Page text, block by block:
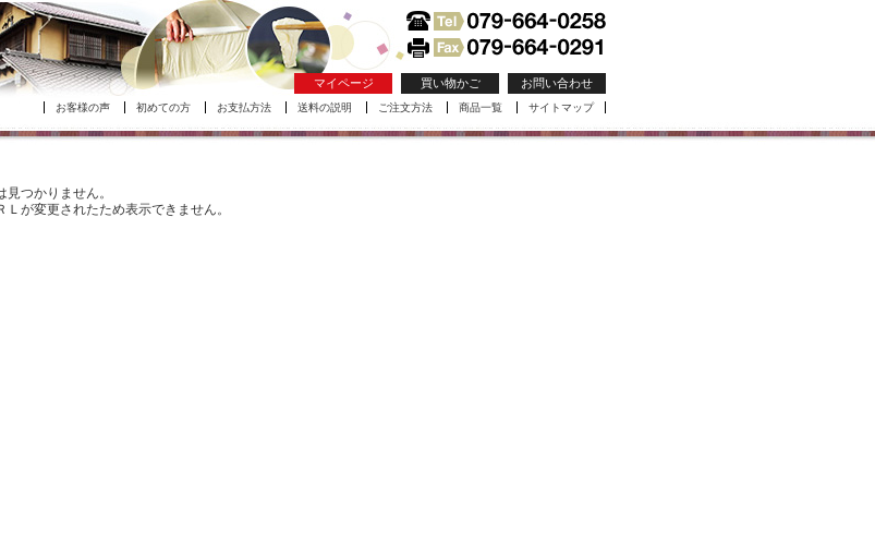
マイページ 買い物かご お問い合わせ
お客様の声 初めての方 お支払方法 送料の説明 ご注文方法 商品一覧 サイトマップ
つかりません。
Ｌが変更されたため表示できません。